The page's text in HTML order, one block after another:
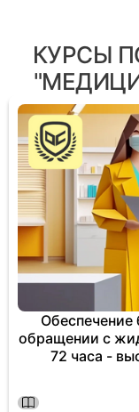
КУРСЫ
Обеспечение
обращении с
72 часа -